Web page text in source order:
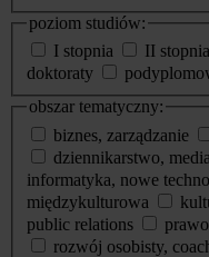
poziom studiów:
I stopnia
II stopnia
doktoraty
obszar tematyczny:
biznes, zarządzanie
dziennikarstwo, media
informatyka, nowe
międzykulturowa
public relations
prawo
rozwój osobisty,